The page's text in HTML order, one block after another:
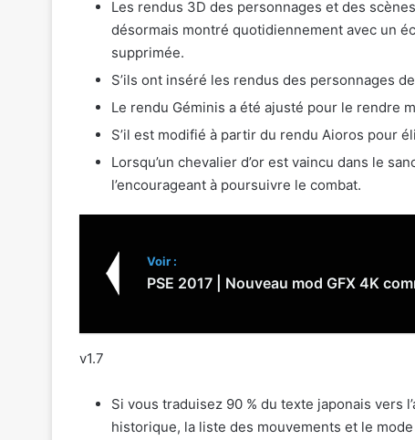
Les rendus 3D des personnages et des
désormais montré quotidiennement avec un
supprimée.
S’ils ont inséré les rendus des personnages
Le rendu Géminis a été ajusté pour le rendre
S’il est modifié à partir du rendu Aioros pour
Lorsqu’un chevalier d’or est vaincu dans le
l’encourageant à poursuivre le combat.
Voir :
PSE 2017 | Nouveau mod GFX 4K
v1.7
Si vous traduisez 90 % du texte japonais vers
historique, la liste des mouvements et le